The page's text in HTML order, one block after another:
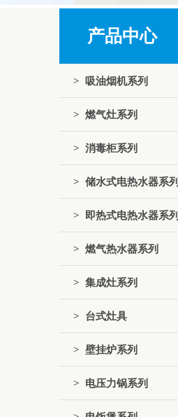
产品中心
> 吸油烟机系列
> 燃气灶系列
> 消毒柜系列
> 储水式电热水器系列
> 即热式电热水器系列
> 燃气热水器系列
> 集成灶系列
> 台式灶具
> 壁挂炉系列
> 电压力锅系列